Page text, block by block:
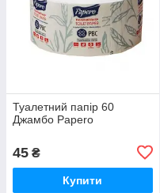
Туалетний папір 60
Джамбо Papero
45 ₴
Купити